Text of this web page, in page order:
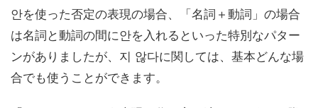
안を使った否定の表現の場合、「名詞＋動詞」の場合
は名詞と動詞の間に안を入れるといった特別なパター
ンがありましたが、지 않다に関しては、基本どんな場
合でも使うことができます。